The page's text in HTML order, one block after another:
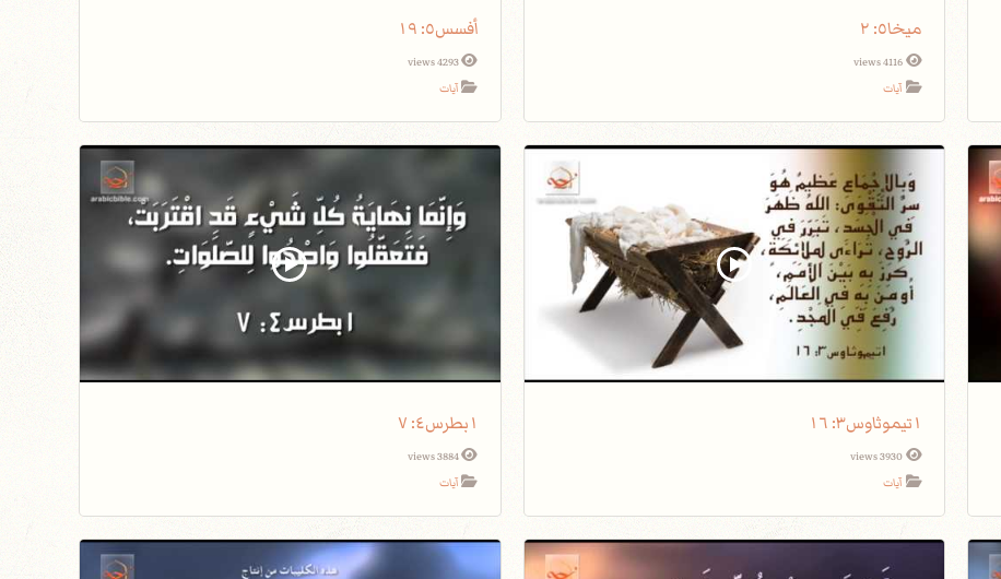
ميخا٥: ٢
آيات
أفسس٥: ١٩
4293 views
آيات
١تيموثاوس٣: ١٦
آيات
١بطرس٤: ٧
3884 views
آيات